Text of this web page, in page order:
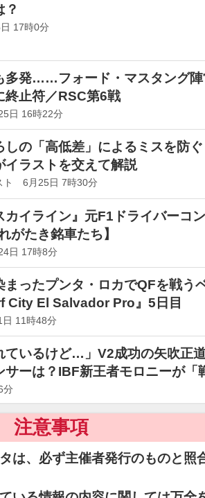
？
17時0分
多発……フォード・マスタング陣
終止符／RSC第6戦
日 16時22分
しの「高低差」によるミスを防
イラストを交えて解説
ト 6月25日 7時30分
カイライン』元F1ドライバーコ
がたき銘車たち】
日 17時8分
まったプンタ・ロカでQFを戦う
City El Salvador Pro』5日目
11時48分
ているけど…」V2成功の矢吹正
サーは？IBF新王者モロニーが「
四朗、坪井智也とのビッグマッ
分
注意事項
は、必ず主催者発行のものと照